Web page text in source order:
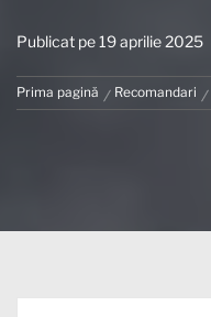
Publicat pe19 aprilie 2025
Prima pagină Recomandari